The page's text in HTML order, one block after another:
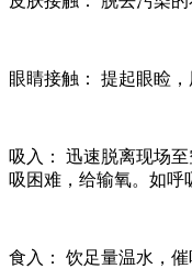
眼睛接触： 提起眼睑
吸入： 迅速脱离现场
吸困难，给输氧。如呼
食入： 饮足量温水，催